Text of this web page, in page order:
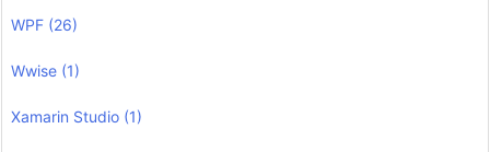
WPF (26)
Wwise (1)
Xamarin Studio (1)